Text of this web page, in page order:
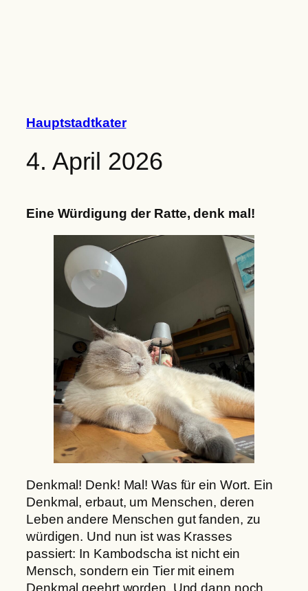
Hauptstadtkater
4. April 2026
Eine Würdigung der Ratte, denk mal!
Denkmal! Denk! Mal! Was für ein Wort. Ein
Denkmal, erbaut, um Menschen, deren
Leben andere Menschen gut fanden, zu
würdigen. Und nun ist was Krasses
passiert: In Kambodscha ist nicht ein
Mensch, sondern ein Tier mit einem
Denkmal geehrt worden. Und dann noch